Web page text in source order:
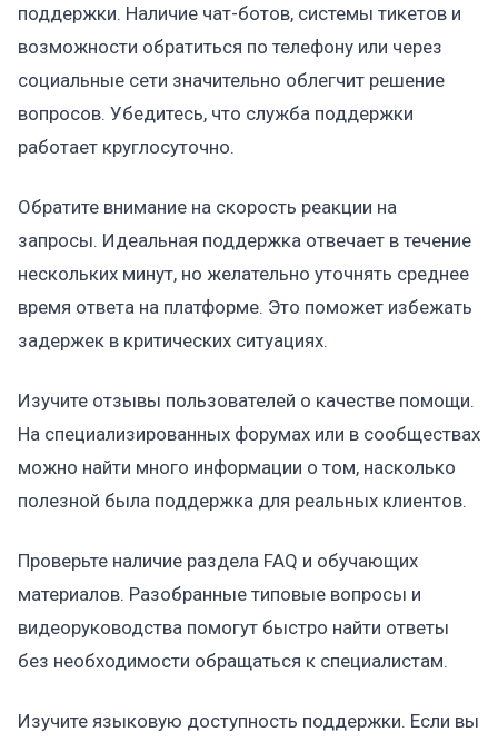
поддержки. Наличие чат-ботов, системы тикетов и
возможности обратиться по телефону или через
социальные сети значительно облегчит решение
вопросов. Убедитесь, что служба поддержки
работает круглосуточно.
Обратите внимание на скорость реакции на
запросы. Идеальная поддержка отвечает в течение
нескольких минут, но желательно уточнять среднее
время ответа на платформе. Это поможет избежать
задержек в критических ситуациях.
Изучите отзывы пользователей о качестве помощи.
На специализированных форумах или в сообществах
можно найти много информации о том, насколько
полезной была поддержка для реальных клиентов.
Проверьте наличие раздела FAQ и обучающих
материалов. Разобранные типовые вопросы и
видеоруководства помогут быстро найти ответы
без необходимости обращаться к специалистам.
Изучите языковую доступность поддержки. Если вы